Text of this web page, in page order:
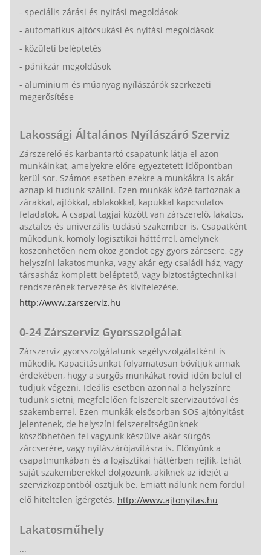
- speciális zárási és nyitási megoldások
- automatikus ajtócsukási és nyitási megoldások
- közületi beléptetés
- pánikzár megoldások
- aluminium és műanyag nyílászárók szerkezeti
megerősítése
Lakossági Általános Nyílászáró Szerviz
Zárszerelő és karbantartó csapatunk látja el azon
munkáinkat, amelyekre előre egyeztetett időpontban
kerül sor. Számos esetben ezekre a munkákra is akár
aznap ki tudunk szállni. Ezen munkák közé tartoznak a
zárakkal, ajtókkal, ablakokkal, kapukkal kapcsolatos
feladatok. A csapat tagjai között van zárszerelő, lakatos,
asztalos és univerzális tudású szakember is. Csapatként
működünk, komoly logisztikai háttérrel, amelynek
köszönhetően nem okoz gondot egy gyors zárcsere, egy
helyszíni lakatosmunka, vagy akár egy családi ház, vagy
társasház komplett beléptető, vagy biztostágtechnikai
rendszerének tervezése és kivitelezése.
http://www.zarszerviz.hu
0-24 Zárszerviz Gyorsszolgálat
Zárszerviz gyorsszolgálatunk segélyszolgálatként is
működik. Kapacitásunkat folyamatosan bővítjük annak
érdekében, hogy a sürgős munkákat rövid időn belül el
tudjuk végezni. Ideális esetben azonnal a helyszínre
tudunk sietni, megfelelően felszerelt szervizautóval és
szakemberrel. Ezen munkák elsősorban SOS ajtónyitást
jelentenek, de helyszíni felszereltségünknek
köszöbhetően fel vagyunk készülve akár sürgős
zárcserére, vagy nyílászárójavításra is. Előnyünk a
csapatmunkában és a logisztikai háttérben rejlik, tehát
saját szakemberekkel dolgozunk, akiknek az idejét a
szervizközpontból osztjuk be. Emiatt nálunk nem fordul
elő hiteltelen ígérgetés. http://www.ajtonyitas.hu
Lakatosműhely
...